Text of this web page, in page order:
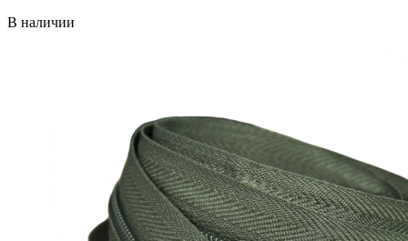
В наличии